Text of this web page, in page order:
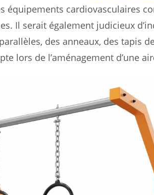
équipements cardiovasculaires
Il serait également judicieux
des anneaux, des tapis
lors de l’aménagement d’une